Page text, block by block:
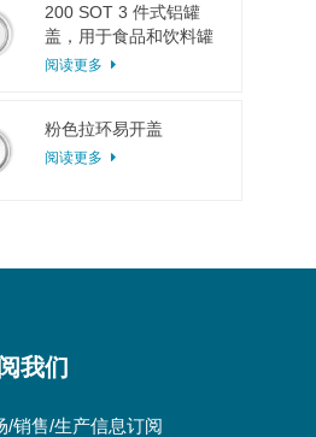
200 SOT 3 件式铝罐
盖，用于食品和饮料罐
头
阅读更多
粉色拉环易开盖
阅读更多
我们
/销售/生产信息订阅